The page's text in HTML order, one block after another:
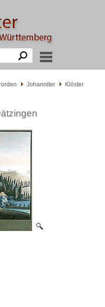
Johanniter
Klöster